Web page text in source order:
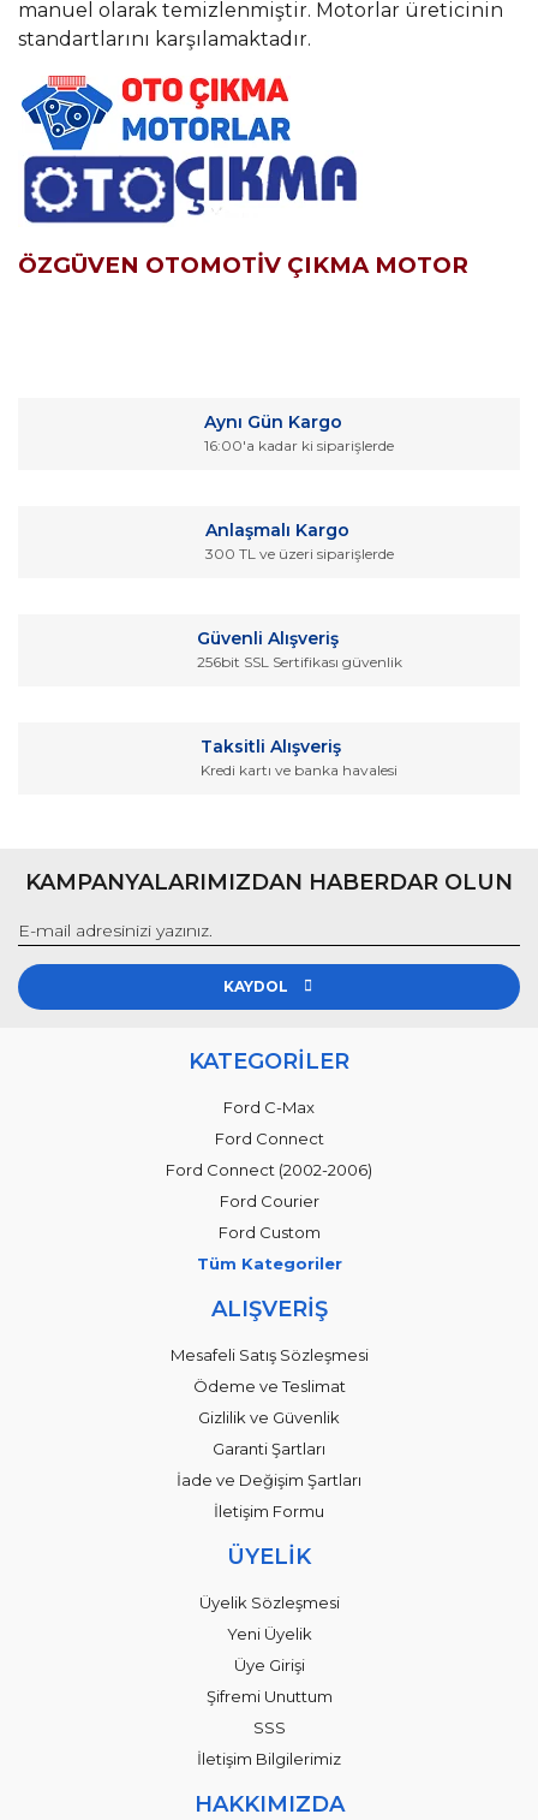
manuel olarak temizlenmiştir. Motorlar üreticinin
standartlarını karşılamaktadır.
ÖZGÜVEN OTOMOTİV ÇIKMA MOTOR
Görüş ve önerileriniz için teşekkür ederiz.
Ürün bilgilerinde hatalar bulunuyor.
Gönder
Aynı Gün Kargo
16:00'a kadar ki siparişlerde
Anlaşmalı Kargo
300 TL ve üzeri siparişlerde
Güvenli Alışveriş
256bit SSL Sertifikası güvenlik
Taksitli Alışveriş
Kredi kartı ve banka havalesi
KAMPANYALARIMIZDAN HABERDAR OLUN
KAYDOL
KATEGORİLER
Ford C-Max
Ford Connect
Ford Connect (2002-2006)
Ford Courier
Ford Custom
Tüm Kategoriler
ALIŞVERİŞ
Mesafeli Satış Sözleşmesi
Ödeme ve Teslimat
Gizlilik ve Güvenlik
Garanti Şartları
İade ve Değişim Şartları
İletişim Formu
ÜYELİK
Üyelik Sözleşmesi
Yeni Üyelik
Üye Girişi
Şifremi Unuttum
SSS
İletişim Bilgilerimiz
HAKKIMIZDA